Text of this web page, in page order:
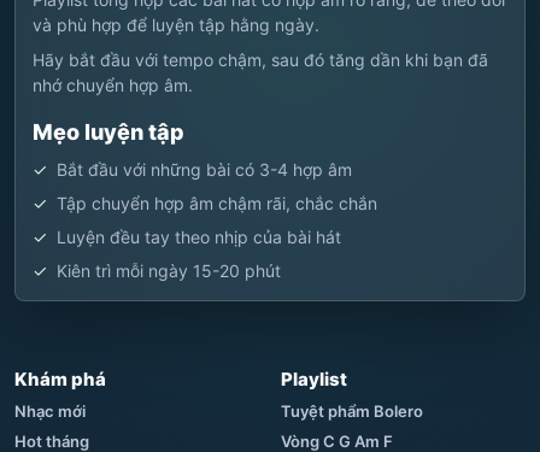
và phù hợp để luyện tập hằng ngày.
Hãy bắt đầu với tempo chậm, sau đó tăng dần khi bạn đã
nhớ chuyển hợp âm.
Mẹo luyện tập
Bắt đầu với những bài có 3-4 hợp âm
Tập chuyển hợp âm chậm rãi, chắc chắn
Luyện đều tay theo nhịp của bài hát
Kiên trì mỗi ngày 15-20 phút
Khám phá
Nhạc mới
Hot tháng
Playlist
Tuyệt phẩm Bolero
Vòng C G Am F